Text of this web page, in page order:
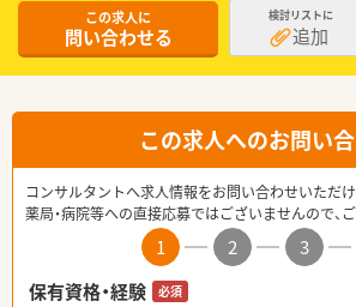
この求人に
問い合わせる
検討リストに
追加
この求人へのお問い
コンサルタントへ求人情報をお問い合わせいただけ
薬局・病院等への直接応募ではございませんので、
1 2 3
保有資格・経験
必須